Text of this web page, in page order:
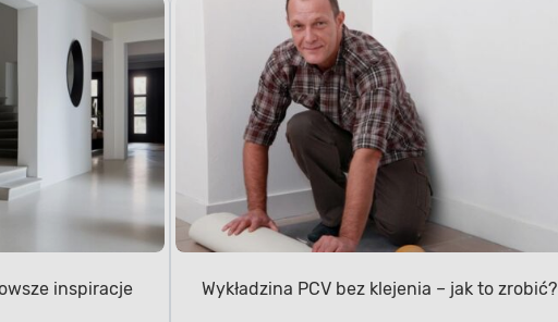
inspiracje
Wykładzina PCV bez klejenia – jak to zrobić?